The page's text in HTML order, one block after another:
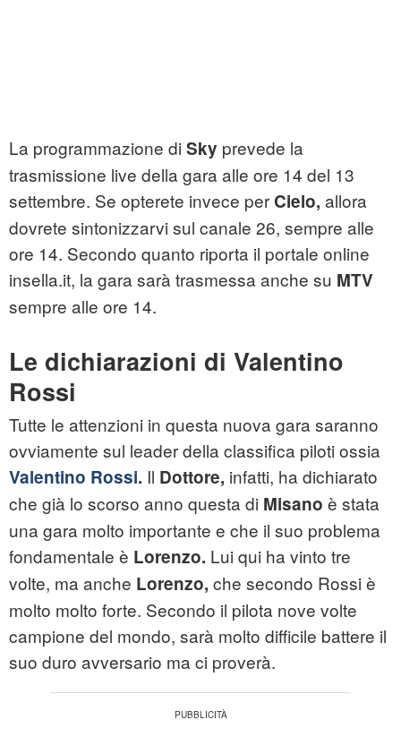
La programmazione di Sky prevede la
trasmissione live della gara alle ore 14 del 13
settembre. Se opterete invece per Cielo, allora
dovrete sintonizzarvi sul canale 26, sempre alle
ore 14. Secondo quanto riporta il portale online
insella.it, la gara sarà trasmessa anche su MTV
sempre alle ore 14.
Le dichiarazioni di Valentino
Rossi
Tutte le attenzioni in questa nuova gara saranno
ovviamente sul leader della classifica piloti ossia
Valentino Rossi. Il Dottore, infatti, ha dichiarato
che già lo scorso anno questa di Misano è stata
una gara molto importante e che il suo problema
fondamentale è Lorenzo. Lui qui ha vinto tre
volte, ma anche Lorenzo, che secondo Rossi è
molto molto forte. Secondo il pilota nove volte
campione del mondo, sarà molto difficile battere il
suo duro avversario ma ci proverà.